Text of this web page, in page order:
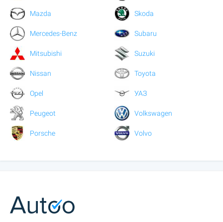
Mazda
Mercedes-Benz
Mitsubishi
Nissan
Opel
Peugeot
Porsche
Skoda
Subaru
Suzuki
Toyota
УАЗ
Volkswagen
Volvo